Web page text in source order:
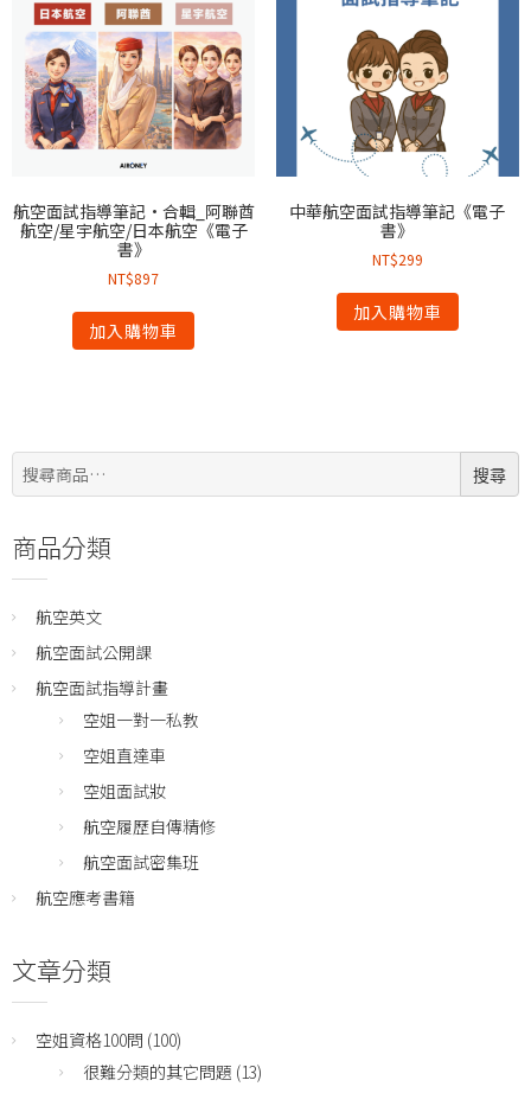
航空面試指導筆記·合輯_阿聯酋
航空/星宇航空/日本航空《電子
書》
NT$897
加入購物車
中華航空面試指導筆記《電子
書》
NT$299
加入購物車
搜
尋:
搜尋
商品分類
航空英文
航空面試公開課
航空面試指導計畫
空姐一對一私教
空姐直達車
空姐面試妝
航空履歷自傳精修
航空面試密集班
航空應考書籍
文章分類
空姐資格100問 (100)
很難分類的其它問題 (13)